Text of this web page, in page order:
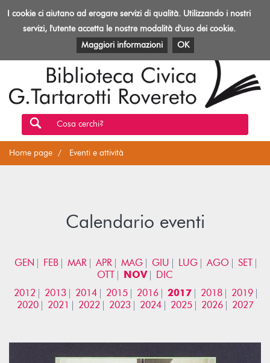
Toggle
Biblioteca
Rovereto
EVENTI E ATTIVITÀ PATRIMONIO E RISORSE
Cosa cerchi?
Home page Eventi e attività
Calendario eventi
GEN FEB MAR APR MAG GIU LUG AGO
SET
OTT
NOV
DIC
2012
2013 2014 2015 2016 2017 2018
2019
2020
2021 2022 2023 2024 2025 2026 2027
I cookie ci aiutano ad erogare servizi di qualità. Utilizzando i nostri
servizi, l'utente accetta le nostre modalità d'uso dei cookie.
Maggiori informazioni
OK